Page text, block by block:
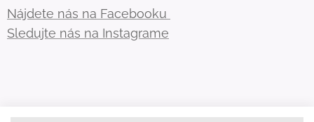
Nájdete nás na Facebooku
Sledujte nás na Instagrame